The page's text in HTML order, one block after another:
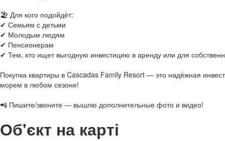
🏖 Для кого подойдёт:
✔ Семьям с детьми
✔ Молодым людям
✔ Пенсионерам
✔ Тем, кто ищет выгодную инвестицию в аренду или для
Покупка квартиры в Cascadas Family Resort — это надёжная
морем в любом сезоне!
📲 Пишите/звоните — вышлю дополнительные фото и видео!
Об'єкт на карті